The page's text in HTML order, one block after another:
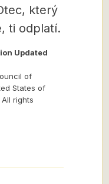
který
ti odplatí.
Updated
of
States of
rights